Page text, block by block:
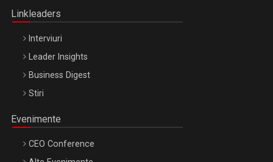
Linkleaders
Interviuri
Leader Insights
Business Digest
Stiri
Evenimente
CEO Conference